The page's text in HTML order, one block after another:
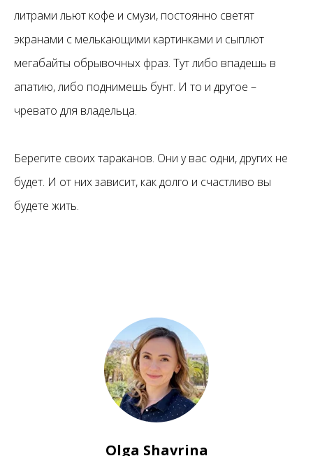
литрами льют кофе и смузи, постоянно светят
экранами с мелькающими картинками и сыплют
мегабайты обрывочных фраз. Тут либо впадешь в
апатию, либо поднимешь бунт. И то и другое –
чревато для владельца.
Берегите своих тараканов. Они у вас одни, других не
будет. И от них зависит, как долго и счастливо вы
будете жить.
Olga Shavrina